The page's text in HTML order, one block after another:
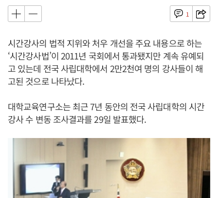
1
시간강사의 법적 지위와 처우 개선을 주요 내용으로 하는
‘시간강사법’이 2011년 국회에서 통과됐지만 계속 유예되
고 있는데 전국 사립대학에서 2만2천여 명의 강사들이 해
고된 것으로 나타났다.
대학교육연구소는 최근 7년 동안의 전국 사립대학의 시간
강사 수 변동 조사결과를 29일 발표했다.